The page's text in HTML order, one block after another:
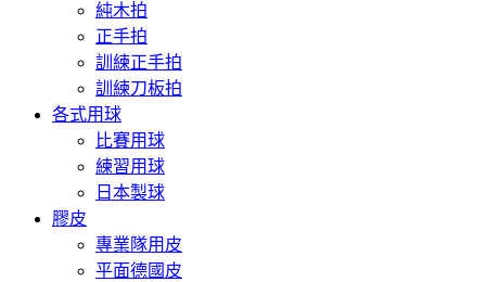
純木拍
正手拍
訓練正手拍
訓練刀板拍
各式用球
比賽用球
練習用球
日本製球
膠皮
專業隊用皮
平面德國皮